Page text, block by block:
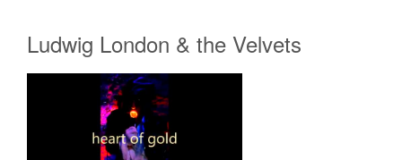
Ludwig London & the Velvets